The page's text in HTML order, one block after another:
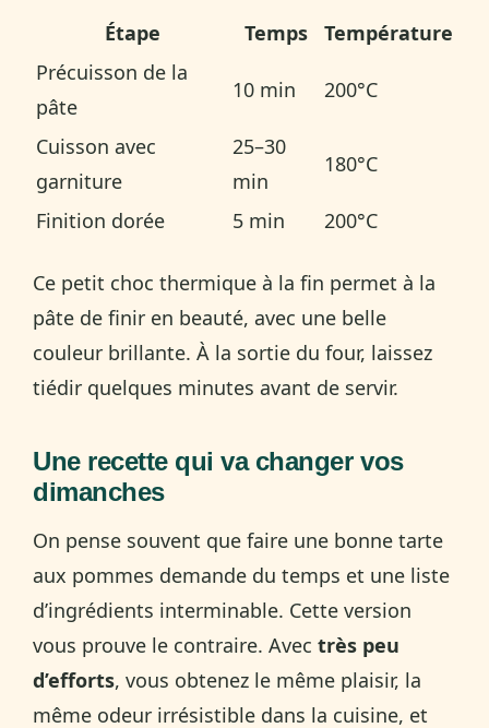
Étape Temps
Température
Précuisson de la
pâte
10 min 200°C
Cuisson avec
garniture
25–30
min
180°C
Finition dorée 5 min 200°C
Ce petit choc thermique à la fin permet à la
pâte de finir en beauté, avec une belle
couleur brillante. À la sortie du four, laissez
tiédir quelques minutes avant de servir.
Une recette qui va changer vos
dimanches
On pense souvent que faire une bonne tarte
aux pommes demande du temps et une liste
d’ingrédients interminable. Cette version
vous prouve le contraire. Avec très peu
d’efforts, vous obtenez le même plaisir, la
même odeur irrésistible dans la cuisine, et